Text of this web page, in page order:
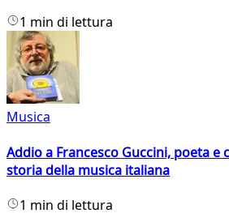
1 min di lettura
Musica
Addio a Francesco Guccini, poeta e
storia della musica italiana
1 min di lettura